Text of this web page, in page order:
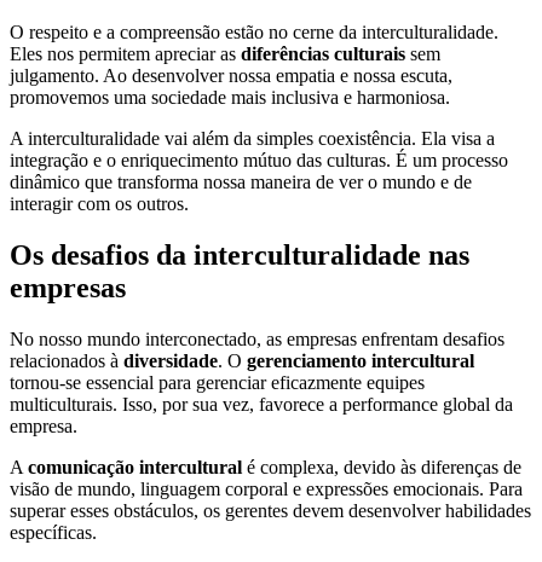
O respeito e a compreensão estão no cerne da interculturalidade.
Eles nos permitem apreciar as diferências culturais sem
julgamento. Ao desenvolver nossa empatia e nossa escuta,
promovemos uma sociedade mais inclusiva e harmoniosa.
A interculturalidade vai além da simples coexistência. Ela visa a
integração e o enriquecimento mútuo das culturas. É um processo
dinâmico que transforma nossa maneira de ver o mundo e de
interagir com os outros.
Os desafios da interculturalidade nas
empresas
No nosso mundo interconectado, as empresas enfrentam desafios
relacionados à diversidade. O gerenciamento intercultural
tornou-se essencial para gerenciar eficazmente equipes
multiculturais. Isso, por sua vez, favorece a performance global da
empresa.
A comunicação intercultural é complexa, devido às diferenças de
visão de mundo, linguagem corporal e expressões emocionais. Para
superar esses obstáculos, os gerentes devem desenvolver habilidades
específicas.